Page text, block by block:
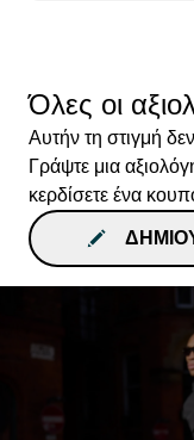
Όλες οι
Αυτήν τη στιγμή
Γράψτε μια
κερδίσετε ένα